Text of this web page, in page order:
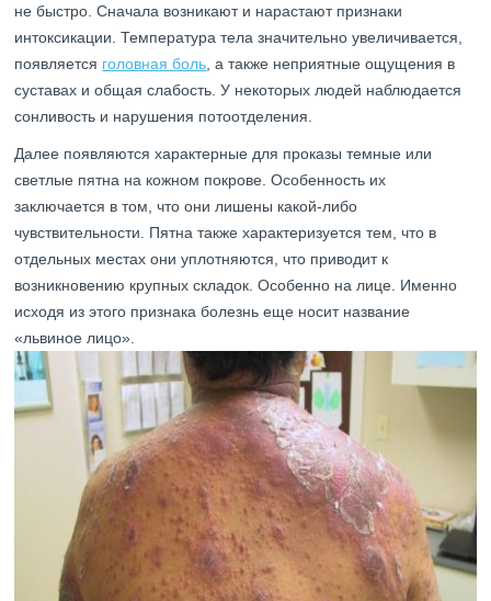
не быстро. Сначала возникают и нарастают признаки
интоксикации. Температура тела значительно увеличивается,
появляется головная боль , а также неприятные ощущения в
суставах и общая слабость. У некоторых людей наблюдается
сонливость и нарушения потоотделения.
Далее появляются характерные для проказы темные или
светлые пятна на кожном покрове. Особенность их
заключается в том, что они лишены какой-либо
чувствительности. Пятна также характеризуется тем, что в
отдельных местах они уплотняются, что приводит к
возникновению крупных складок. Особенно на лице. Именно
исходя из этого признака болезнь еще носит название
«львиное лицо».